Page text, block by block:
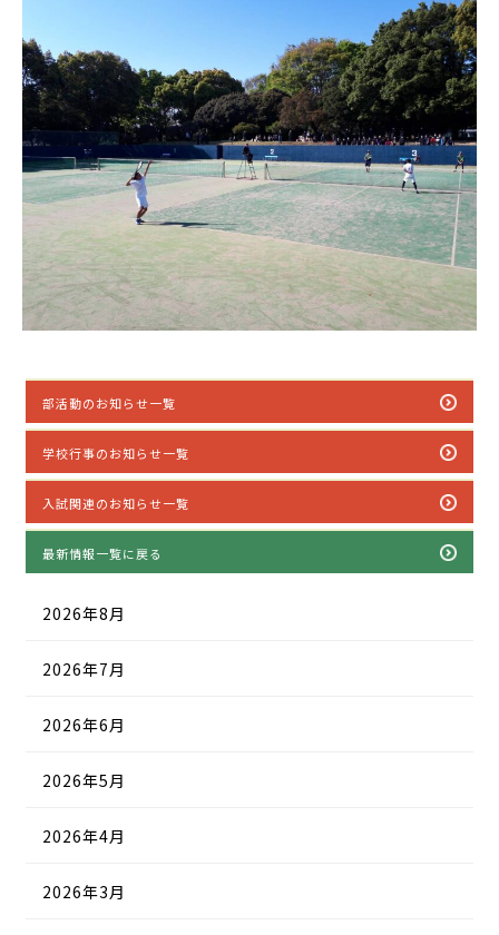
部活動のお知らせ一覧
学校行事のお知らせ一覧
入試関連のお知らせ一覧
最新情報一覧に戻る
2026年8月
2026年7月
2026年6月
2026年5月
2026年4月
2026年3月